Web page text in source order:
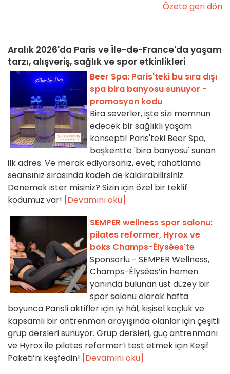
Özete geri dön
Aralık 2026'da Paris ve Île-de-France'da yaşam
tarzı, alışveriş, sağlık ve spor etkinlikleri
Beer Spa: Paris'teki bu sıra dışı
spa bira banyosu sunuyor -
promosyon kodu
Bira severler, işte sizi memnun
edecek bir sağlıklı yaşam
konsepti! Paris'teki Beer Spa,
başkentte 'bira banyosu' sunan
ilk adres. Ve merak ediyorsanız, evet, rahatlama
seansınız sırasında kadeh de kaldırabilirsiniz.
Denemek ister misiniz? Sizin için özel bir teklif
kodumuz var! [Devamını oku]
SEMPER wellness spor salonu:
pilates reformer, Hyrox ve
boks Champs-Élysées'te
Sponsorlu - SEMPER Wellness,
Champs-Élysées’in hemen
yanında bulunan üst düzey bir
spor salonu olarak hafta
boyunca Parisli aktifler için iyi hâl, kişisel koçluk ve
kapsamlı bir antrenman arayışında olanlar için çeşitli
grup dersleri sunuyor. Grup dersleri, güç antrenmanı
ve Hyrox ile pilates reformer’i test etmek için Keşif
Paketi’ni keşfedin! [Devamını oku]